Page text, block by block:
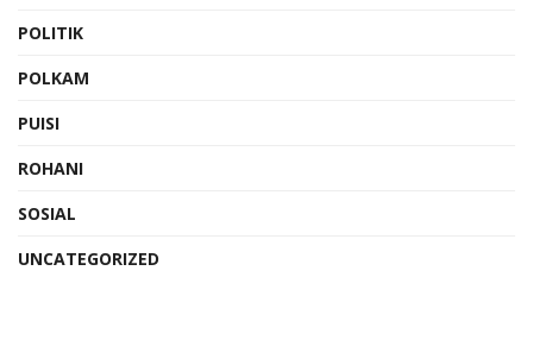
POLITIK
POLKAM
PUISI
ROHANI
SOSIAL
UNCATEGORIZED